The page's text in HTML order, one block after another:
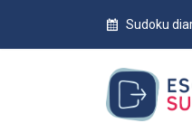
Sudoku